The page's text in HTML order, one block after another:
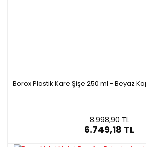
Borox Plastik Kare Şişe 250 ml - Beyaz
8.998,90 TL
6.749,18 TL